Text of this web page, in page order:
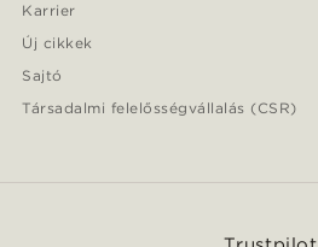
Karrier
Új cikkek
Sajtó
Társadalmi felelősségvállalás (CSR)